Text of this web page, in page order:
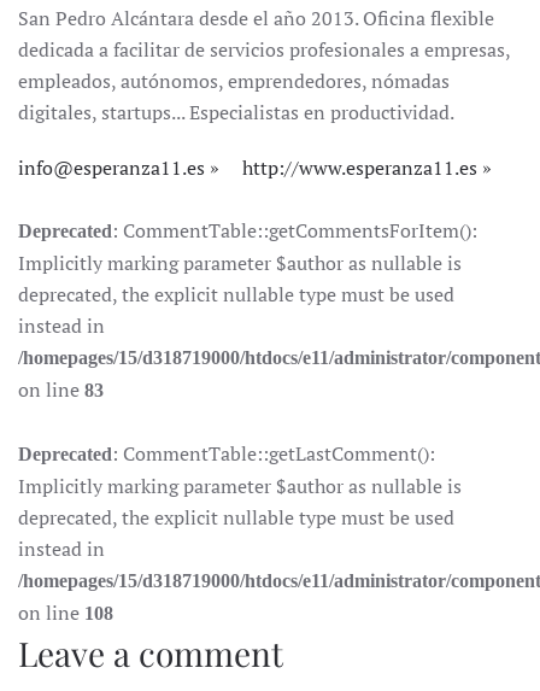
San Pedro Alcántara desde el año 2013. Oficina flexible
dedicada a facilitar de servicios profesionales a empresas,
empleados, autónomos, emprendedores, nómadas
digitales, startups... Especialistas en productividad.
info@esperanza11.es http://www.esperanza11.es
Deprecated: CommentTable::getCommentsForItem():
Implicitly marking parameter $author as nullable is
deprecated, the explicit nullable type must be used
instead in
/homepages/15/d318719000/htdocs/e11/administrator/
on line 83
Deprecated: CommentTable::getLastComment():
Implicitly marking parameter $author as nullable is
deprecated, the explicit nullable type must be used
instead in
/homepages/15/d318719000/htdocs/e11/administrator/
on line 108
Leave a comment